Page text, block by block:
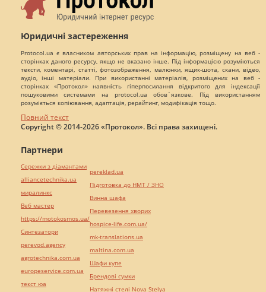
Юридичні застереження
Protocol.ua є власником авторських прав на інформацію, розміщену на веб -
сторінках даного ресурсу, якщо не вказано інше. Під інформацією розуміються
тексти, коментарі, статті, фотозображення, малюнки, ящик-шота, скани, відео,
аудіо, інші матеріали. При використанні матеріалів, розміщених на веб -
сторінках «Протокол» наявність гіперпосилання відкритого для індексації
пошуковими системами на protocol.ua обов`язкове. Під використанням
розуміється копіювання, адаптація, рерайтинг, модифікація тощо.
Повний текст
Copyright © 2014-2026 «Протокол». Всі права захищені.
Партнери
Сережки з діамантами
alliancetechnika.ua
миралинкс
Веб мастер
https://motokosmos.ua/
Синтезатори
perevod.agency
agrotechnika.com.ua
europeservice.com.ua
текст юа
pereklad.ua
Підготовка до НМТ / ЗНО
Винна шафа
Перевезення хворих
hospice-life.com.ua/
mk-translations.ua
maltina.com.ua
Шафи купе
Брендові сумки
Натяжні стелі Nova Stelya